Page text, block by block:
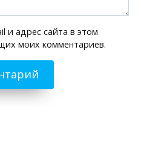
и адрес сайта в этом
моих комментариев.